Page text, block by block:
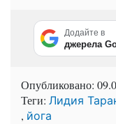
Додайте в
джерела
Опубликовано:
Теги: Лидия
, йога